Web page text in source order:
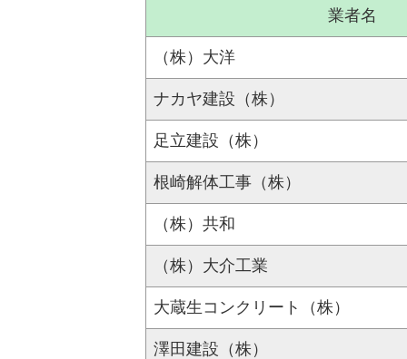
業者名
（株）大洋
ナカヤ建設（株）
足立建設（株）
根崎解体工事（株）
（株）共和
（株）大介工業
大蔵生コンクリート（株）
澤田建設（株）